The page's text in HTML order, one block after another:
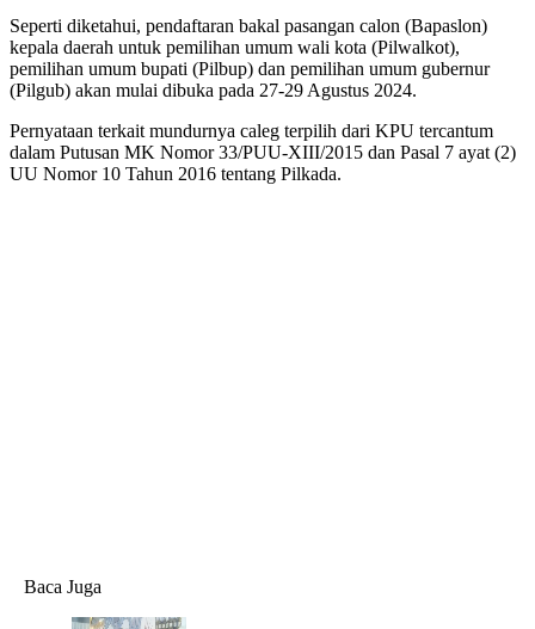
Seperti diketahui, pendaftaran bakal pasangan calon (Bapaslon)
kepala daerah untuk pemilihan umum wali kota (Pilwalkot),
pemilihan umum bupati (Pilbup) dan pemilihan umum gubernur
(Pilgub) akan mulai dibuka pada 27-29 Agustus 2024.
Pernyataan terkait mundurnya caleg terpilih dari KPU tercantum
dalam Putusan MK Nomor 33/PUU-XIII/2015 dan Pasal 7 ayat (2)
UU Nomor 10 Tahun 2016 tentang Pilkada.
Baca Juga